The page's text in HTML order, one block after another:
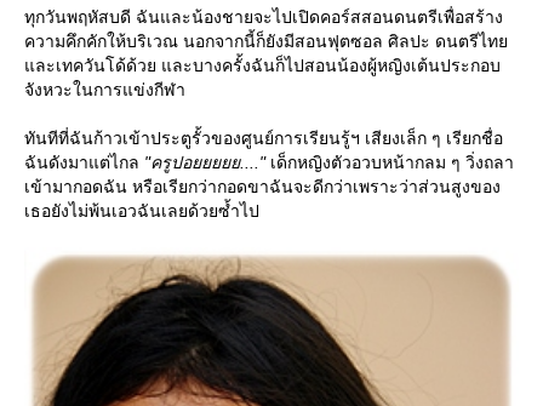
ทุกวันพฤหัสบดี ฉันและน้องชายจะไปเปิดคอร์สสอนดนตรีเพื่อสร้าง
ความคึกคักให้บริเวณ นอกจากนี้ก็ยังมีสอนฟุตซอล ศิลปะ ดนตรีไท
ละเทควันโด้ด้วย และบางครั้งฉันก็ไปสอนน้องผู้หญิงเต้นประกอบ
จังหวะในการแข่งกีฬา
ทันทีที่ฉันก้าวเข้าประตูรั้วของศูนย์การเรียนรู้ฯ เสียงเล็ก ๆ เรียกชื่อ
ฉันดังมาแต่ไกล "ครูปอยยยยย...."เด็กหญิงตัวอวบหน้ากลม ๆ วิ่งถลา
เข้ามากอดฉัน หรือเรียกว่ากอดขาฉันจะดีกว่าเพราะว่าส่วนสูงของ
เธอยังไม่พ้นเอวฉันเลยด้วยซ้ำไป